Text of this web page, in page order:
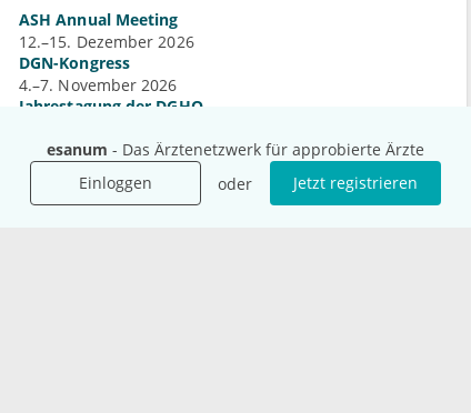
esanum - Das Ärztenetzwerk für approbierte Ärzte
Einloggen
oder Jetzt registrieren
ASH Annual Meeting
12.–15. Dezember 2026
DGN-Kongress
4.–7. November 2026
Jahrestagung der DGHO
Mehr Kongresse